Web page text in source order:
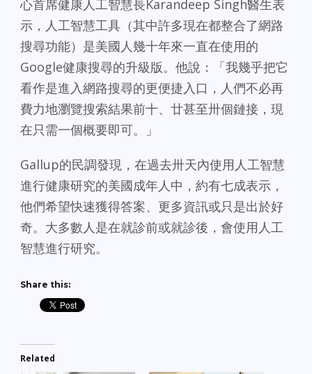
心首席健康人工智慧長Karandeep Singh醫生表
示，人工智慧工具（其中許多現在都整合了網路
搜尋功能）是美國人幾十年來一直在使用的
Google健康搜尋的升級版。他說：「我幾乎把它
看作是進入網路搜尋的更便捷入口，人們不必再
費力地瀏覽搜索結果前十、廿甚至卅個鏈接，現
在只需一個概要即可。」
Gallup的民調發現，在過去卅天內使用人工智慧
進行健康研究的美國成年人中，約有七成表示，
他們希望快速獲得答案、更多資訊或只是出於好
奇。大多數人是在就診前或就診後，會使用人工
智慧進行研究。
Share this:
Related